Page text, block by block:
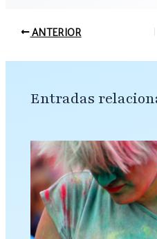
ANTERIOR
Entradas